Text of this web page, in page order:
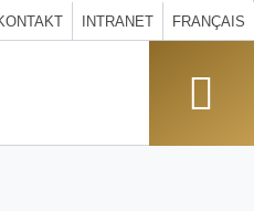
INTRANET FRANÇAIS